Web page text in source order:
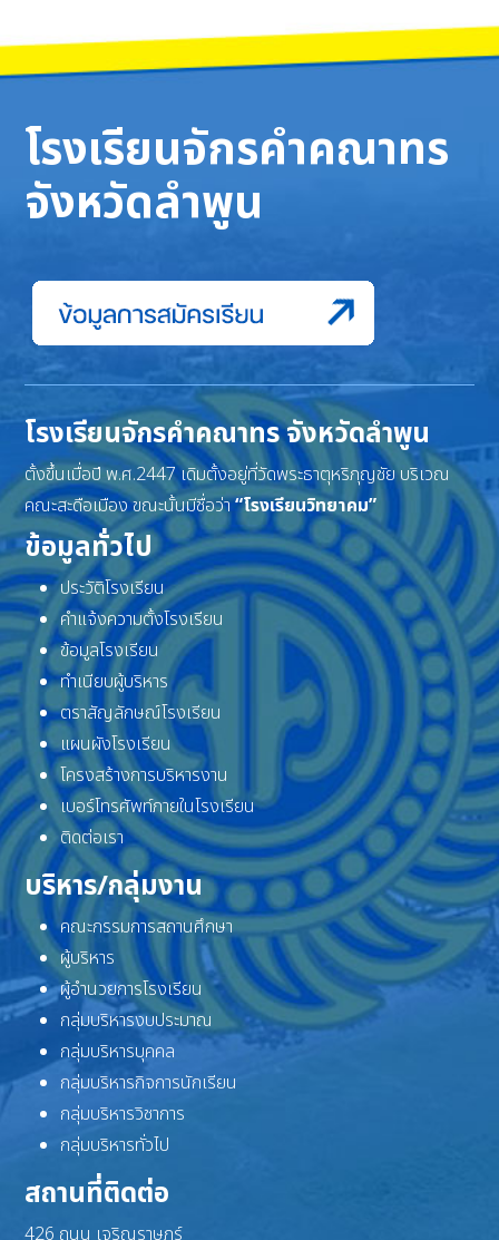
โรงเรียนจักรคำคณาทร
จังหวัดลำพูน
โรงเรียนจักรคำคณาทร จังหวัดลำพูน
ตั้งขึ้นเมื่อปี พ.ศ.2447 เดิมตั้งอยู่ที่วัดพระธาตุหริภุญชัย บริเวณ
คณะสะดือเมือง ขณะนั้นมีชื่อว่า“โรงเรียนวิทยาคม”
ข้อมูลทั่วไป
ประวัติโรงเรียน
คำแจ้งความตั้งโรงเรียน
ข้อมูลโรงเรียน
ทำเนียบผู้บริหาร
ตราสัญลักษณ์โรงเรียน
แผนผังโรงเรียน
โครงสร้างการบริหารงาน
เบอร์โทรศัพท์ภายในโรงเรียน
ติดต่อเรา
บริหาร/กลุ่มงาน
คณะกรรมการสถานศึกษา
ผู้บริหาร
ผู้อำนวยการโรงเรียน
กลุ่มบริหารงบประมาณ
กลุ่มบริหารบุคคล
กลุ่มบริหารกิจการนักเรียน
กลุ่มบริหารวิชาการ
กลุ่มบริหารทั่วไป
สถานที่ติดต่อ